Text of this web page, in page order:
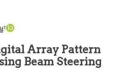
†
Array Pattern
Beam Steering